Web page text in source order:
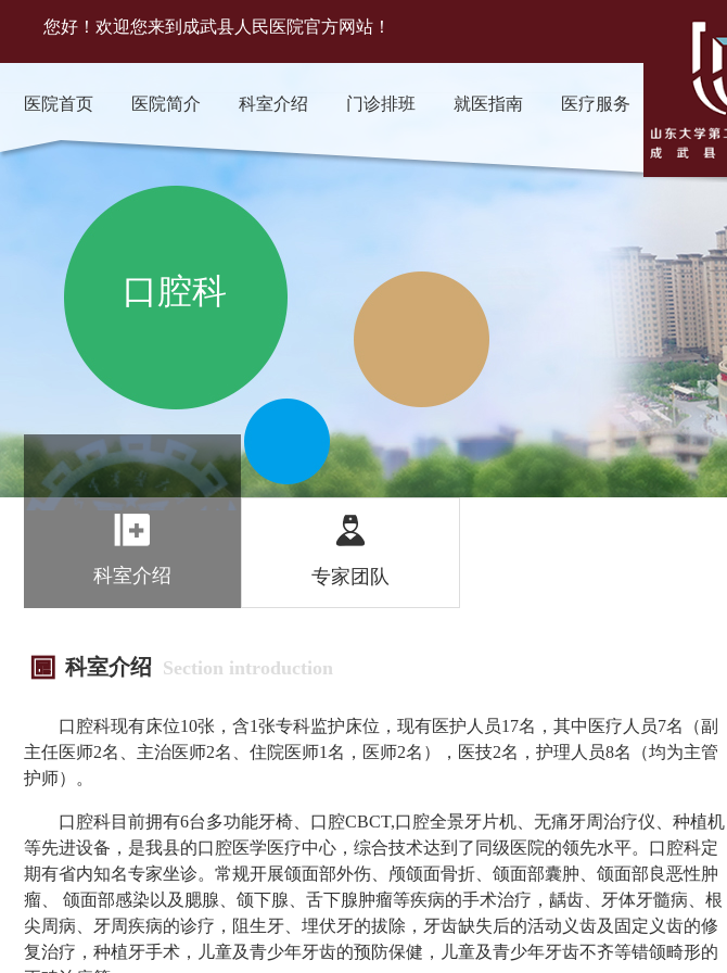
您好！欢迎您来到成武县人民医院官方网站！
医院首页 医院简介 科室介绍 门诊排班 就医指南 医疗服务
口腔科
科室介绍 专家团队
科室介绍 Section introduction
口腔科现有床位10张，含1张专科监护床位 ， 现有医护人员17名，其中医疗人员7名 （副
主任医师2名、主治医师2名 住院医师1名 ， 医师2名） ， 医技2名， 护理 人员8名 （均为主管
护师） 。
口腔科目前拥有6台多功能牙椅、 口腔CBCT,口腔全景牙片机、无痛牙周治疗仪
种植机
等先进设备，是我县的口腔医学医疗中心，综合技术达到了同级医院的领先水平。口腔科定
期有省内知名专家坐诊。常规开展颌面部外伤、颅颌面骨折、颌面部囊肿、颌面部良恶性肿
瘤、
颌面部感染以及腮腺、颌下腺、舌下腺肿瘤等疾病的手术治疗，龋齿、牙体牙髓病、根
尖周病、牙周疾病的诊疗，阻生牙、埋伏牙的拔除，牙齿缺失后的活动义齿及固定义齿的修
复治疗，种植牙手术 ，
儿童及青少年牙齿的预防保健，儿童及青少年牙齿不齐等错颌畸形的